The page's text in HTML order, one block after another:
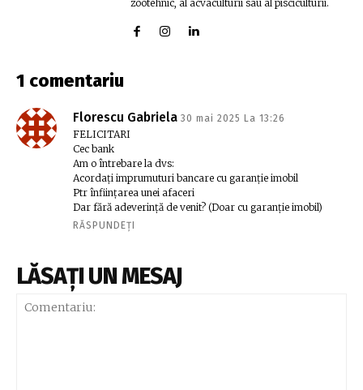
zootehnic, al acvaculturii sau al pisciculturii.
1 comentariu
Florescu Gabriela 30 mai 2025 La 13:26
FELICITARI
Cec bank
Am o întrebare la dvs:
Acordați imprumuturi bancare cu garanție imobil
Ptr înființarea unei afaceri
Dar fără adeverință de venit? (Doar cu garanție imobil)
RĂSPUNDEȚI
LĂSAȚI UN MESAJ